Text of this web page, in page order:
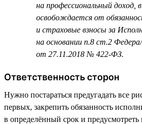
на профессиональный доход,
освобождается от
и страховые взносы за
на основании п.8 ст.2
от 27.11.2018 № 422-ФЗ.
Ответственность сторон
Нужно постараться предугадать все
первых, закрепить обязанность
в определённый срок и